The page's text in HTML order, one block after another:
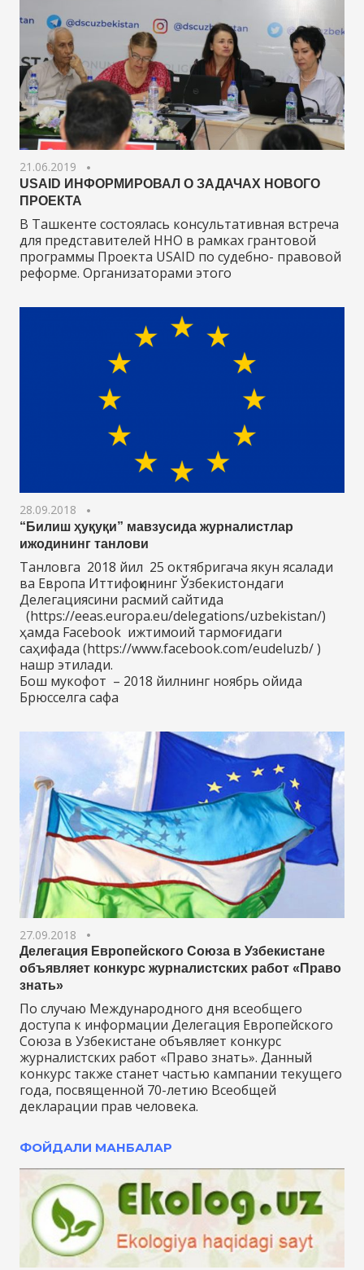
21.06.2019
USAID ИНФОРМИРОВАЛ О ЗАДАЧАХ НОВОГО
ПРОЕКТА
В Ташкенте состоялась консультативная встреча
для представителей ННО в рамках грантовой
программы Проекта USAID по судебно- правовой
реформе. Организаторами этого
28.09.2018
“Билиш ҳуқуқи” мавзусида журналистлар
ижодининг танлови
Танловга 2018 йил 25 октябригача якун ясалади
ва Европа Иттифоқининг Ўзбекистондаги
Делегациясини расмий сайтида
(https://eeas.europa.eu/delegations/uzbekistan/)
ҳамда Facebook ижтимоий тармоғидаги
саҳифада (https://www.facebook.com/eudeluzb/ )
нашр этилади.
Бош мукофот – 2018 йилнинг ноябрь ойида
Брюсселга сафа
27.09.2018
Делегация Европейского Союза в Узбекистане
объявляет конкурс журналистских работ «Право
знать»
По случаю Международного дня всеобщего
доступа к информации Делегация Европейского
Союза в Узбекистане объявляет конкурс
журналистских работ «Право знать». Данный
конкурс также станет частью кампании текущего
года, посвященной 70-летию Всеобщей
декларации прав человека.
ФОЙДАЛИ МАНБАЛАР